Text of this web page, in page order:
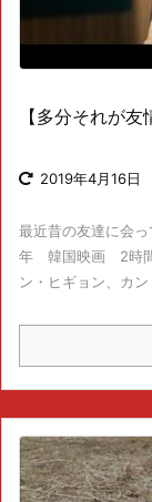
【多分それが
2019年4月16日
最近昔の友達に会
年 韓国映画 2時間
ン・ヒギョン、カ